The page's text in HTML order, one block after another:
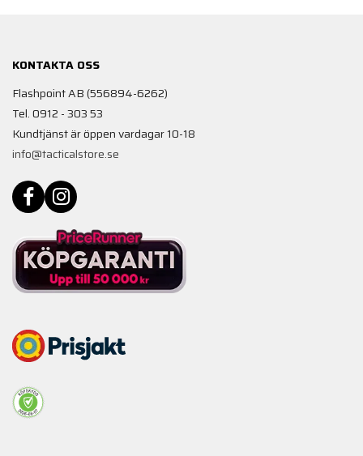
KONTAKTA OSS
Flashpoint AB (556894-6262)
Tel. 0912 - 303 53
Kundtjänst är öppen vardagar 10-18
info@tacticalstore.se